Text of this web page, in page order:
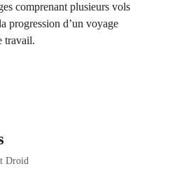
comprenant plusieurs vols
progression d’un voyage
travail.
Droid